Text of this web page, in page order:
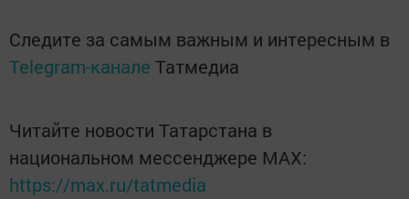
Следите за самым важным и интересным в
Telegram-канале Татмедиа
Читайте новости Татарстана в
национальном мессенджере MАХ:
https://max.ru/tatmedia